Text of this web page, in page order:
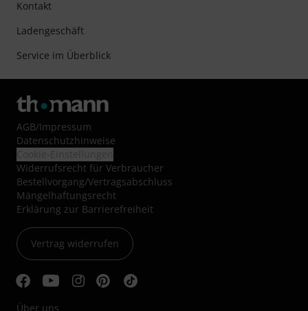
Kontakt
Ladengeschäft
Service im Überblick
AGB/Impressum
Datenschutzhinweise
Widerrufsrecht für Verbraucher
Bestellvorgang/Vertragsabschluss
Mängelhaftungsrecht
Erklärung zur Barrierefreiheit
Vertrag widerrufen
Über uns